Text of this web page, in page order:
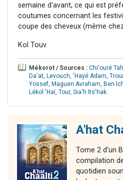
semaine d'avant, ce qui est
coutumes concernant les
coupe des cheveux (même
Kol Touv.
Mékorot / Sources : Chi'ouré
Da'at, Levouch, 'Hayé Adam,
Yossef, Maguen Avraham, Ben
Lékol 'Haï, Tour, Sia'h Its'hak.
A'hat
Tome 2 d'un
compilation
quotidien